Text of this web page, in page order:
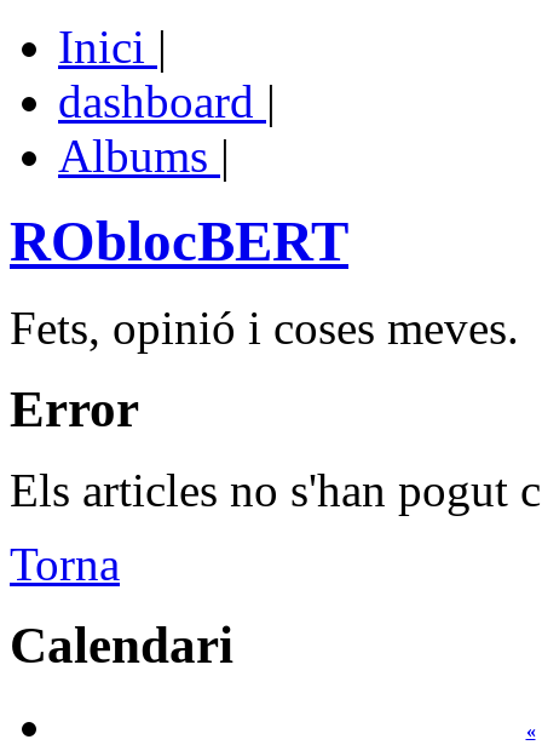
Inici |
dashboard |
Albums |
ROblocBERT
Fets, opinió i coses meves.
Error
Els articles no s'han pogut
Torna
Calendari
«